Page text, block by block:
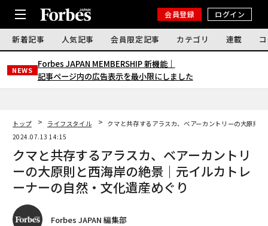
会員登録 ログイン
新着記事 人気記事 会員限定記事 カテゴリ 連載
NEWS
Forbes JAPAN MEMBERSHIP 新機能｜
記事ページ内の広告表示を最小限にしました
トップ ライフスタイル
クマと共存するアラスカ、ベアーカントリーの大原則
2024.07.13 14:15
クマと共存するアラスカ、ベアーカントリ
ーの大原則と西海岸の絶景｜元イルカトレ
ーナーの自然・文化遺産めぐり
Forbes JAPAN 編集部